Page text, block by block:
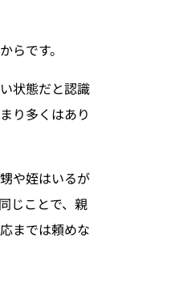
らです。
状態だと認識
り多くはあり
や姪はいるが
じことで、親
までは頼めな